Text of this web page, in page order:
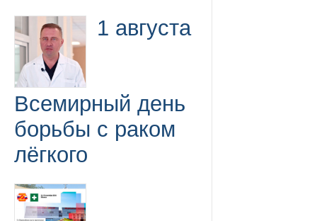
1 августа
Всемирный день
борьбы с раком
лёгкого